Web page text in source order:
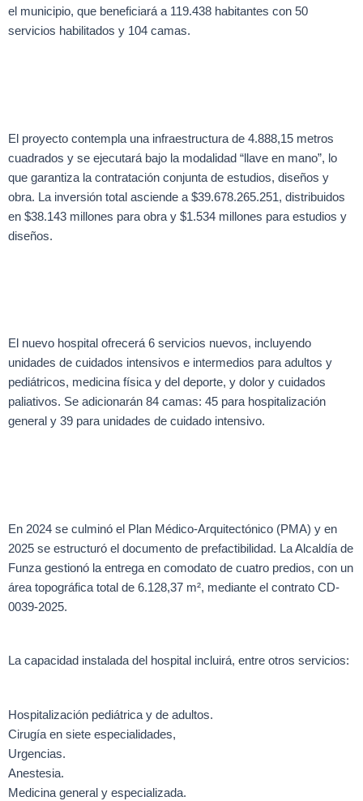
el municipio, que beneficiará a 119.438 habitantes con 50
servicios habilitados y 104 camas.
El proyecto contempla una infraestructura de 4.888,15 metros
cuadrados y se ejecutará bajo la modalidad “llave en mano”, lo
que garantiza la contratación conjunta de estudios, diseños y
obra. La inversión total asciende a $39.678.265.251, distribuidos
en $38.143 millones para obra y $1.534 millones para estudios y
diseños.
El nuevo hospital ofrecerá 6 servicios nuevos, incluyendo
unidades de cuidados intensivos e intermedios para adultos y
pediátricos, medicina física y del deporte, y dolor y cuidados
paliativos. Se adicionarán 84 camas: 45 para hospitalización
general y 39 para unidades de cuidado intensivo.
En 2024 se culminó el Plan Médico-Arquitectónico (PMA) y en
2025 se estructuró el documento de prefactibilidad. La Alcaldía de
Funza gestionó la entrega en comodato de cuatro predios, con un
área topográfica total de 6.128,37 m², mediante el contrato CD-
0039-2025.
La capacidad instalada del hospital incluirá, entre otros servicios:
Hospitalización pediátrica y de adultos.
Cirugía en siete especialidades,
Urgencias.
Anestesia.
Medicina general y especializada.